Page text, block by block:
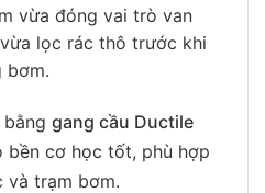
vừa đóng vai trò van
lọc rác thô trước khi
bơm.
bằng gang cầu Ductile
bền cơ học tốt, phù hợp
và trạm bơm.